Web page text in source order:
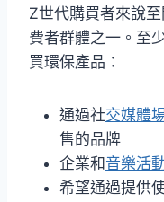
Z世代購買者來說
費者群體之一。至
買環保產品：
通過社交媒體
售的品牌
企業和 音樂活
希望通過提供